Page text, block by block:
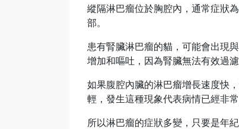
縱隔淋巴瘤位於胸腔內，通常症狀
部。
患有腎臟淋巴瘤的貓，可能會出現
增加和嘔吐，因為腎臟無法有效過濾
如果腹腔內臟的淋巴瘤增長速度快
輕，發生這種現象代表病情已經非常
所以淋巴瘤的症狀多變，只要是年